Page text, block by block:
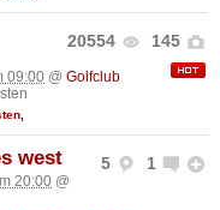
20554 145
09:00 @ Golfclub
,
5 1
west
20:00 @